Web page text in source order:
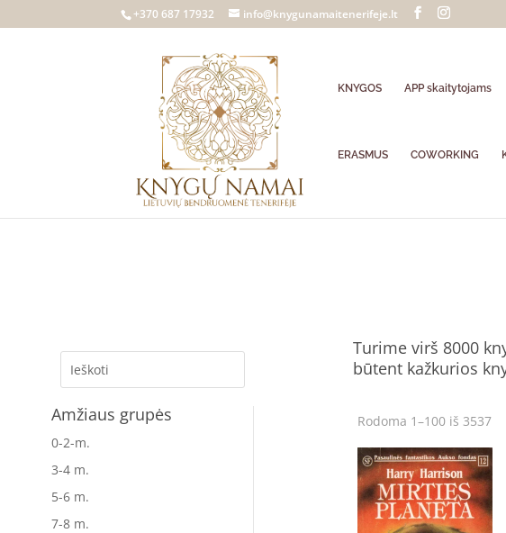
+370 687 17932 info@knygunamaitenerifeje.lt
KNYGOS APP skaitytojams
ERASMUS COWORKING
Amžiaus grupės
0-2-m.
3-4 m.
5-6 m.
7-8 m.
Turime virš 8000
būtent kažkurios
Rodoma 1–100 iš 3537